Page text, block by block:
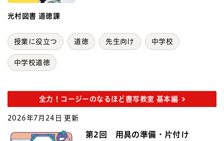
光村図書 道徳課
授業に役立つ 道徳 先生向け 中学校
中学校道徳
全力！コージーのなるほど書写教室 基本編
2026年7月24日 更新
第2回 用具の準備・片付け